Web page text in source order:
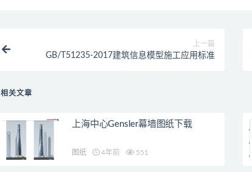
上一篇
GB/T51235-2017建筑信息模型施工应用标准
相关文章
上海中心Gensler幕墙图纸下载
图纸 4年前 551